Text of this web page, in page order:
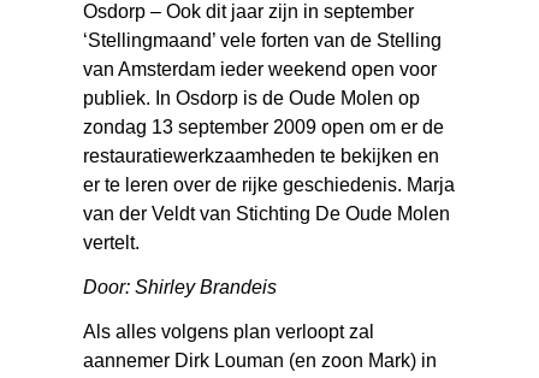
Osdorp – Ook dit jaar zijn in september
‘Stellingmaand’ vele forten van de Stelling
van Amsterdam ieder weekend open voor
publiek. In Osdorp is de Oude Molen op
zondag 13 september 2009 open om er de
restauratiewerkzaamheden te bekijken en
er te leren over de rijke geschiedenis. Marja
van der Veldt van Stichting De Oude Molen
vertelt.
Door: Shirley Brandeis
Als alles volgens plan verloopt zal
aannemer Dirk Louman (en zoon Mark) in